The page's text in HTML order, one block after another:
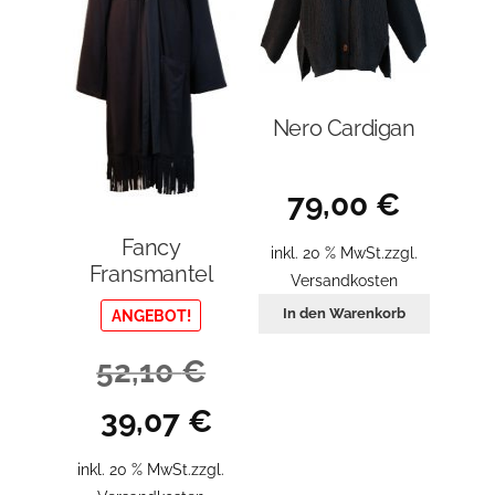
Produktseite
gewählt
Fancy
Fransmantel
ANGEBOT!
52,10€
Ursprünglicher
Preis
war:
39,07 €
ist:
inkl. 20 % MwSt.zzgl.
Nero Cardigan
79,00 €
inkl. 20 % MwSt.zzgl.
Versandkosten
In den Warenkorb